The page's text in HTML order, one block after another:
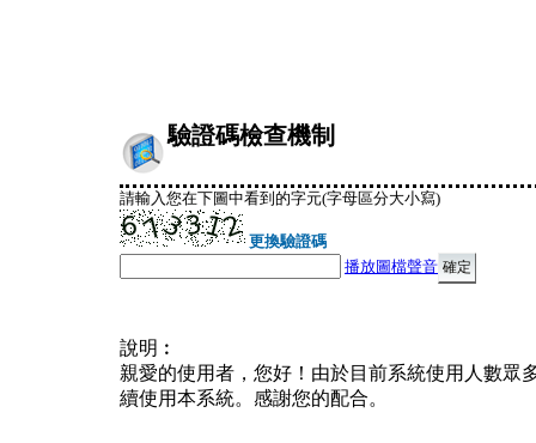
驗證碼檢查機制
請輸入您在下圖中看到的字元(字母區分大小寫)
更換驗證碼
播放圖檔聲音
說明︰
親愛的使用者，您好！由於目前系統使用人數眾
續使用本系統。感謝您的配合。